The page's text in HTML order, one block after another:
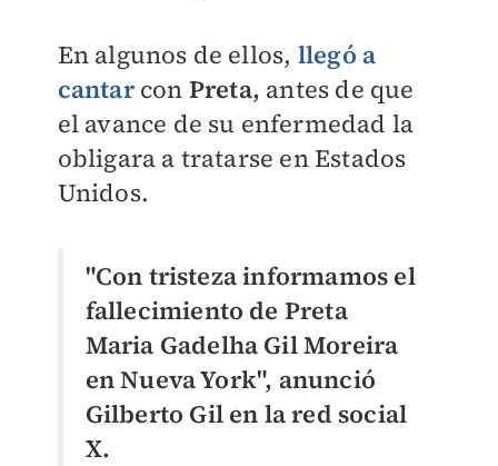
En algunos de ellos, llegó a
cantarcon Preta, antes de que
el avance de su enfermedad la
obligara a tratarse en Estados
Unidos.
"Con tristeza informamos el
fallecimiento de Preta
Maria Gadelha Gil Moreira
en Nueva York", anunció
Gilberto Gil en la red social
X.